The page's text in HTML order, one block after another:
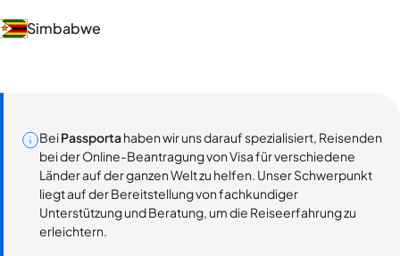
Simbabwe
BeiPassportahaben wir uns darauf spezialisiert, Reisenden
bei der Online-Beantragung von Visa für verschiedene
Länder auf der ganzen Welt zu helfen. Unser Schwerpunkt
liegt auf der Bereitstellung von fachkundiger
Unterstützung und Beratung, um die Reiseerfahrung zu
erleichtern.